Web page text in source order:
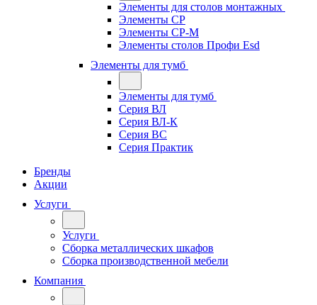
Элементы для столов монтажных
Элементы СР
Элементы СР-М
Элементы столов Профи Esd
Элементы для тумб
Элементы для тумб
Серия ВЛ
Серия ВЛ-К
Серия ВС
Серия Практик
Бренды
Акции
Услуги
Услуги
Сборка металлических шкафов
Сборка производственной мебели
Компания